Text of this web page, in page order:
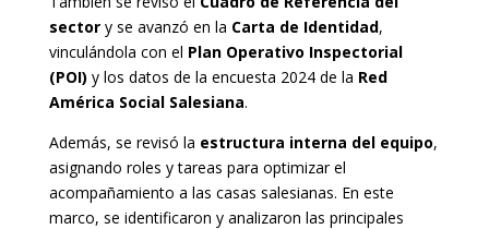
sectory se avanzó en la Carta de Identidad,
vinculándola con el Plan Operativo Inspectorial
(POI) y los datos de la encuesta 2024 de la Red
América Social Salesiana.
Además, se revisó la estructura interna del equipo,
asignando roles y tareas para optimizar el
acompañamiento a las casas salesianas. En este
marco, se identificaron y analizaron las principales